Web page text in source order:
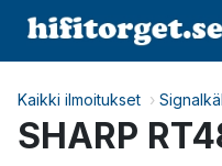
Kaikki ilmoitukset ›
SHARP